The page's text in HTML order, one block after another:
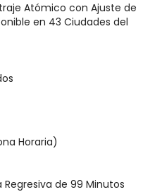
Atómico con Ajuste de
en 43 Ciudades del
Horaria)
de 99 Minutos